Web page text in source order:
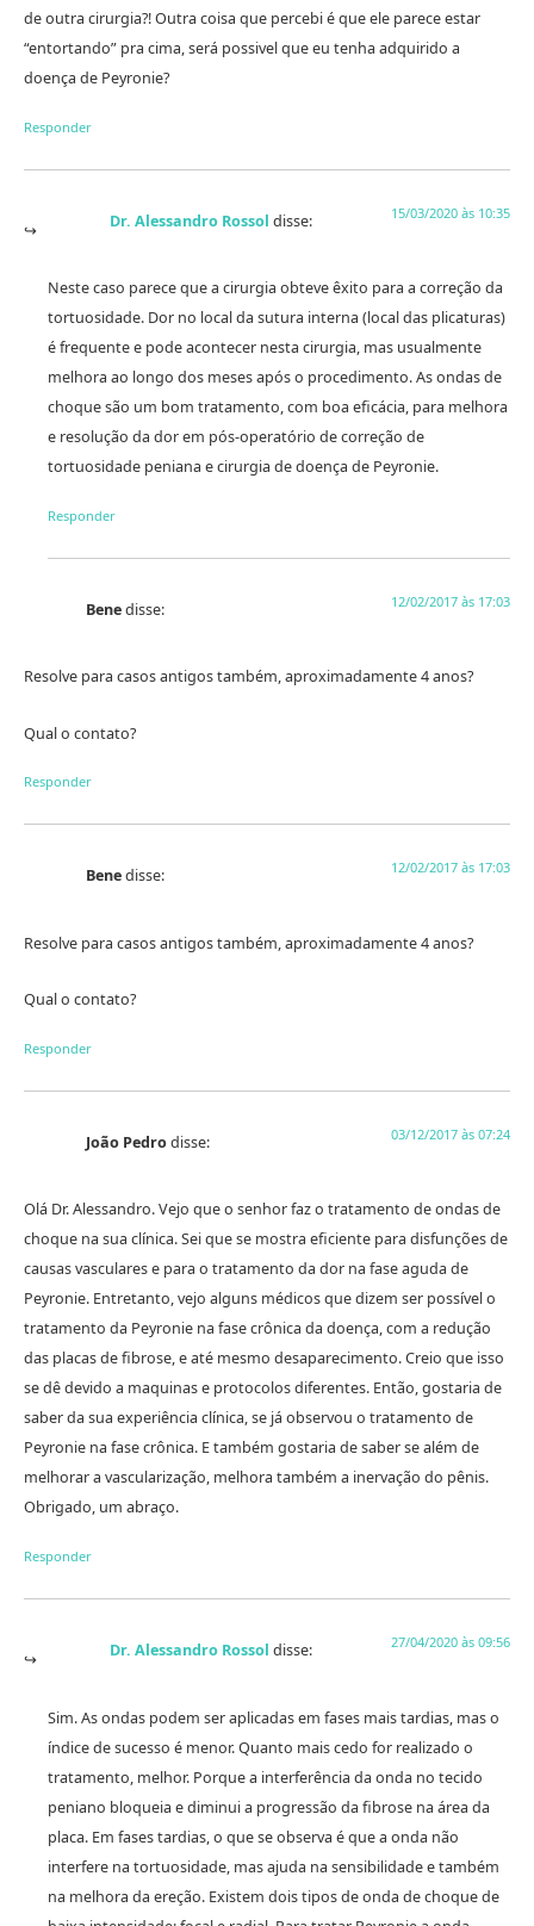
de outra cirurgia?! Outra coisa que percebi é que ele parece estar
“entortando” pra cima, será possivel que eu tenha adquirido a
doença de Peyronie?
Responder
Dr. Alessandro Rossol disse: 15/03/2020 às 10:35
Neste caso parece que a cirurgia obteve êxito para a correção da
tortuosidade. Dor no local da sutura interna (local das plicaturas)
é frequente e pode acontecer nesta cirurgia, mas usualmente
melhora ao longo dos meses após o procedimento. As ondas de
choque são um bom tratamento, com boa eficácia, para melhora
e resolução da dor em pós-operatório de correção de
tortuosidade peniana e cirurgia de doença de Peyronie.
Responder
Benedisse: 12/02/2017 às 17:03
Resolve para casos antigos também, aproximadamente 4 anos?
Qual o contato?
Responder
Benedisse: 12/02/2017 às 17:03
Resolve para casos antigos também, aproximadamente 4 anos?
Qual o contato?
Responder
João Pedrodisse: 03/12/2017 às 07:24
Olá Dr. Alessandro. Vejo que o senhor faz o tratamento de ondas de
choque na sua clínica. Sei que se mostra eficiente para disfunções de
causas vasculares e para o tratamento da dor na fase aguda de
Peyronie. Entretanto, vejo alguns médicos que dizem ser possível o
tratamento da Peyronie na fase crônica da doença, com a redução
das placas de fibrose, e até mesmo desaparecimento. Creio que isso
se dê devido a maquinas e protocolos diferentes. Então, gostaria de
saber da sua experiência clínica, se já observou o tratamento de
Peyronie na fase crônica. E também gostaria de saber se além de
melhorar a vascularização, melhora também a inervação do pênis.
Obrigado, um abraço.
Responder
Dr. Alessandro Rossol disse: 27/04/2020 às 09:56
Sim. As ondas podem ser aplicadas em fases mais tardias, mas o
índice de sucesso é menor. Quanto mais cedo for realizado o
tratamento, melhor. Porque a interferência da onda no tecido
peniano bloqueia e diminui a progressão da fibrose na área da
placa. Em fases tardias, o que se observa é que a onda não
interfere na tortuosidade, mas ajuda na sensibilidade e também
na melhora da ereção. Existem dois tipos de onda de choque de